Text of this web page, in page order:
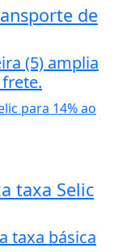
de
(5) amplia
taxa Selic
taxa básica